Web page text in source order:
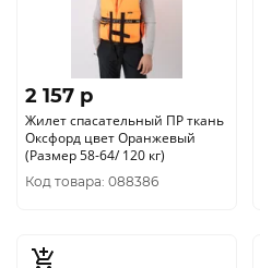
2 157 p
Жилет спасательный ПР ткань
Оксфорд цвет Оранжевый
(Размер 58-64/ 120 кг)
Код товара: 088386